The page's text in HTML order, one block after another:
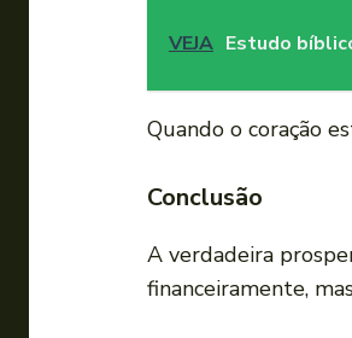
VEJA Estudo
Quando o coração
Conclusão
A verdadeira
financeiramente,